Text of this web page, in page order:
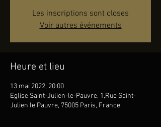
Les inscriptions sont closes
Voir autres événements
Heure et lieu
13 mai 2022, 20:00
Eglise Saint-Julien-le-Pauvre, 1,Rue Saint-
Julien le Pauvre, 75005 Paris, France